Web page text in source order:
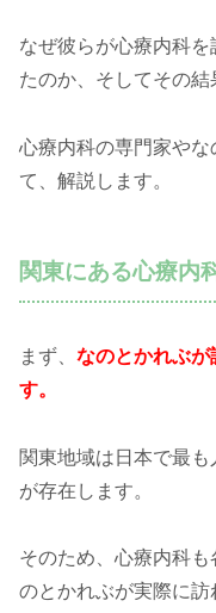
なぜ彼らが心療内科
たのか、そしてその結
心療内科の専門家や
て、解説します。
関東にある心療内
まず、 なのとかれぶが
す。
関東地域は日本で最
が存在します。
そのため、心療内科
のとかれぶが実際に